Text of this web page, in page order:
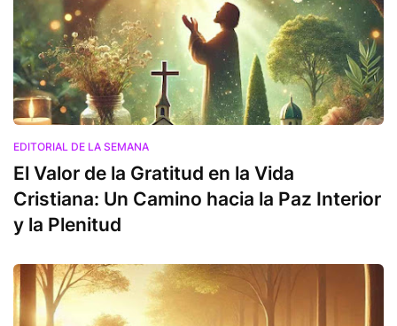
EDITORIAL DE LA SEMANA
El Valor de la Gratitud en la Vida
Cristiana: Un Camino hacia la Paz Interior
y la Plenitud